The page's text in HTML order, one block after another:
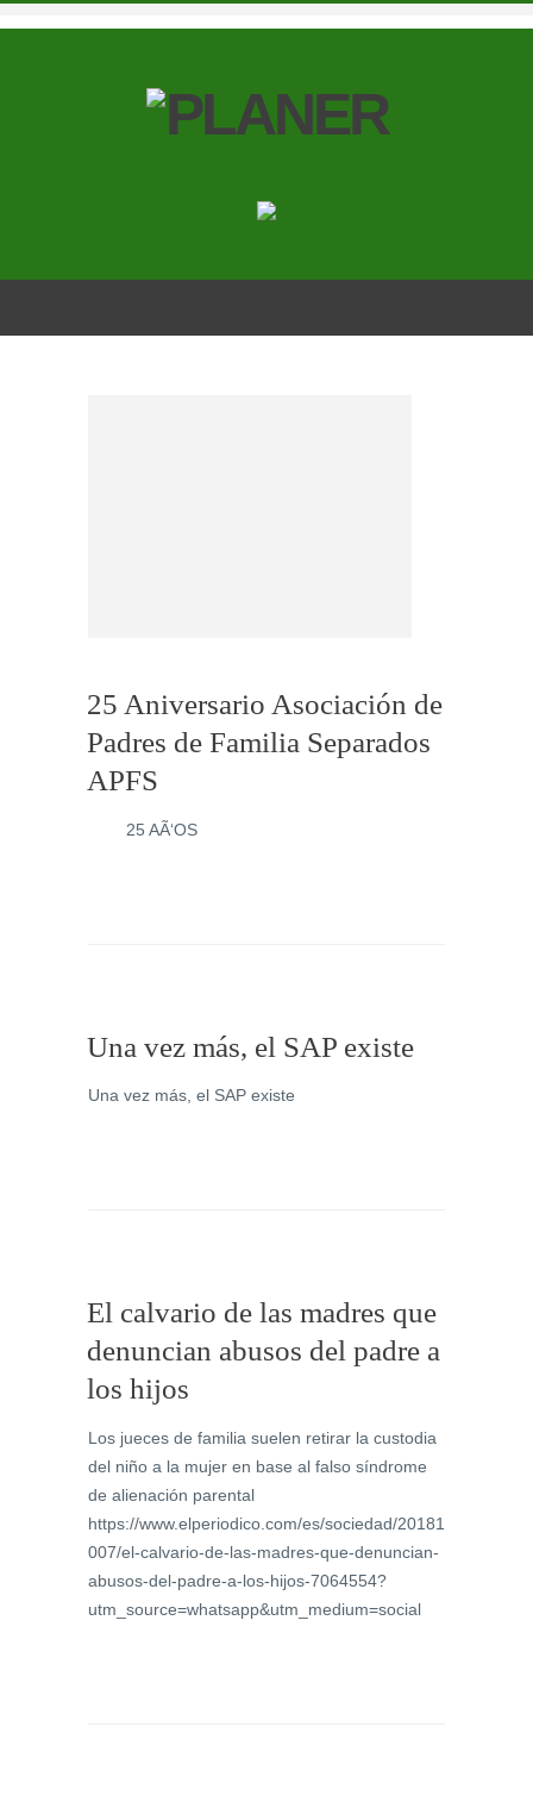
25 Aniversario Asociación de
Padres de Familia Separados
APFS
25 AÃ‘OS
Una vez más, el SAP existe
Una vez más, el SAP existe
El calvario de las madres que
denuncian abusos del padre a
los hijos
Los jueces de familia suelen retirar la custodia
del niño a la mujer en base al falso síndrome
de alienación parental
https://www.elperiodico.com/es/sociedad/20181
007/el-calvario-de-las-madres-que-denuncian-
abusos-del-padre-a-los-hijos-7064554?
utm_source=whatsapp&utm_medium=social